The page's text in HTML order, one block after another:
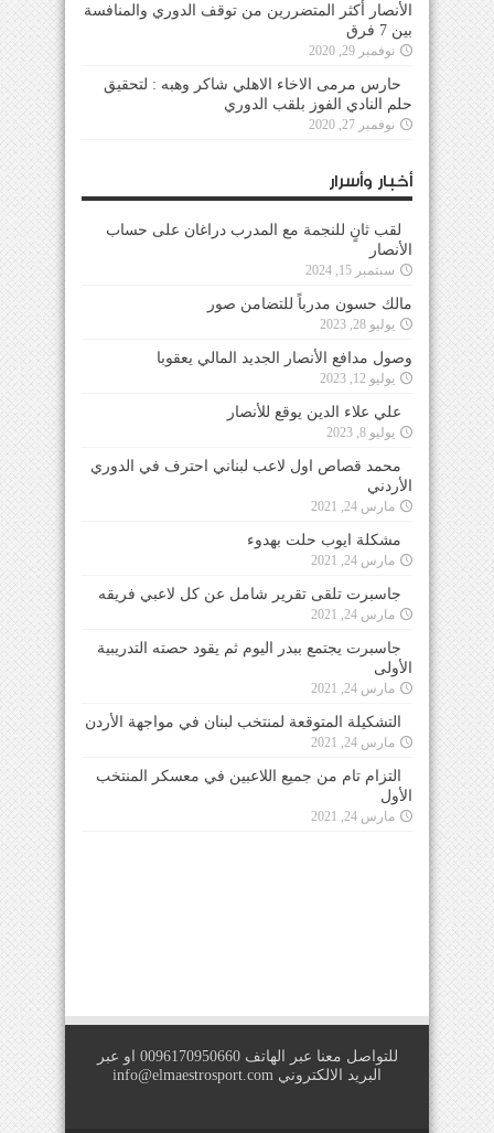
الأنصار أكثر المتضررين من توقف الدوري والمنافسة
بين 7 فرق
نوفمبر 29, 2020
حارس مرمى الاخاء الاهلي شاكر وهبه : لتحقيق
حلم النادي الفوز بلقب الدوري
نوفمبر 27, 2020
أخبار وأسرار
لقب ثانٍ للنجمة مع المدرب دراغان على حساب
الأنصار
سبتمبر 15, 2024
مالك حسون مدرباً للتضامن صور
يوليو 28, 2023
وصول مدافع الأنصار الجديد المالي يعقوبا
يوليو 12, 2023
علي علاء الدين يوقع للأنصار
يوليو 8, 2023
محمد قصاص اول لاعب لبناني احترف في الدوري
الأردني
مارس 24, 2021
مشكلة ايوب حلت بهدوء
مارس 24, 2021
جاسبرت تلقى تقرير شامل عن كل لاعبي فريقه
مارس 24, 2021
جاسبرت يجتمع ببدر اليوم ثم يقود حصته التدريبية
الأولى
مارس 24, 2021
التشكيلة المتوقعة لمنتخب لبنان في مواجهة الأردن
مارس 24, 2021
التزام تام من جميع اللاعبين في معسكر المنتخب
الأول
مارس 24, 2021
للتواصل معنا عبر الهاتف 0096170950660 او عبر
البريد الالكتروني info@elmaestrosport.com